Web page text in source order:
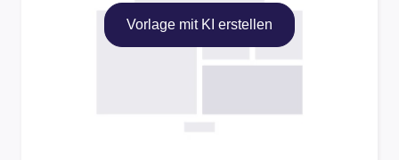
Vorlage mit KI erstellen